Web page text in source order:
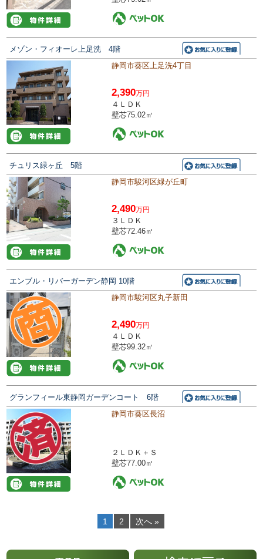
メゾン・フィオーレ上足洗 4階
静岡市葵区上足洗4丁目
2,390万円
４ＬＤＫ
壁芯75.02㎡
チュリス緑ヶ丘 5階
静岡市駿河区緑が丘町
2,490万円
３ＬＤＫ
壁芯72.46㎡
エンブル・リバーガーデン静岡 10階
静岡市駿河区丸子新田
2,490万円
４ＬＤＫ
壁芯99.32㎡
グランフィール東静岡ガーデンコート 6階
静岡市葵区長沼
２ＬＤＫ＋Ｓ
壁芯77.00㎡
1 2 次へ »